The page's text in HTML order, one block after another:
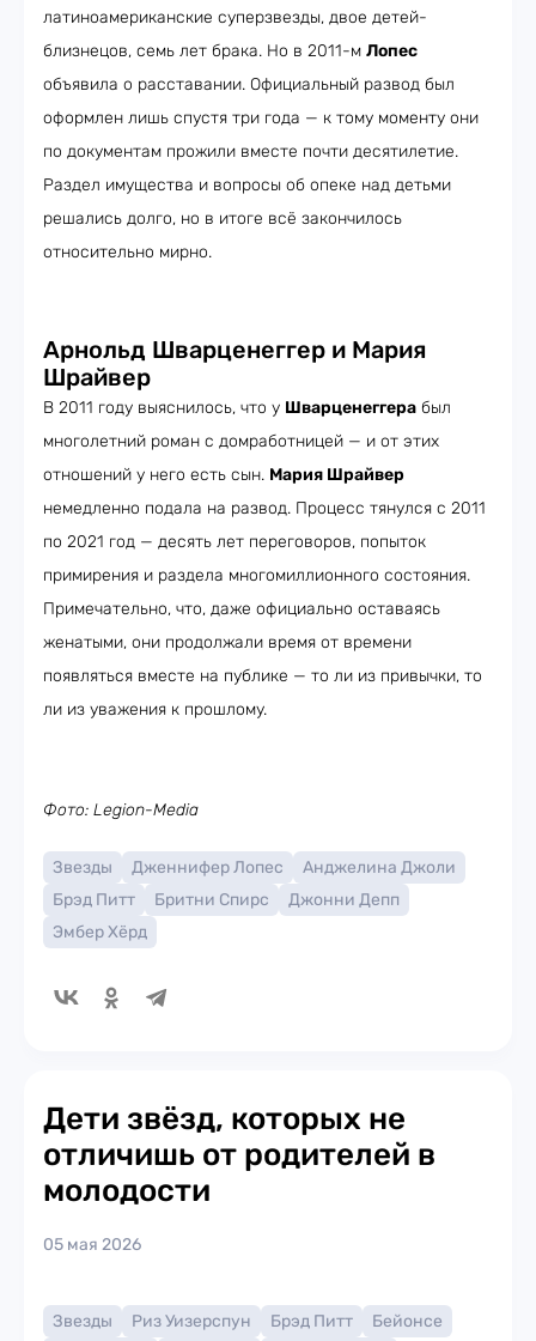
латиноамериканские суперзвезды, двое детей-
близнецов, семь лет брака. Но в 2011-м Лопес
объявила о расставании. Официальный развод был
оформлен лишь спустя три года — к тому моменту они
по документам прожили вместе почти десятилетие.
Раздел имущества и вопросы об опеке над детьми
решались долго, но в итоге всё закончилось
относительно мирно.
Арнольд Шварценеггер и Мария
Шрайвер
В 2011 году выяснилось, что у Шварценеггера был
многолетний роман с домработницей — и от этих
отношений у него есть сын. Мария Шрайвер
немедленно подала на развод. Процесс тянулся с 2011
по 2021 год — десять лет переговоров, попыток
примирения и раздела многомиллионного состояния.
Примечательно, что, даже официально оставаясь
женатыми, они продолжали время от времени
появляться вместе на публике — то ли из привычки, то
ли из уважения к прошлому.
Фото: Legion-Media
Звезды Дженнифер Лопес
Анджелина Джоли
Брэд Питт
Бритни Спирс
Джонни Депп
Эмбер Хёрд
Дети звёзд, которых не
отличишь от родителей в
молодости
05 мая 2026
Звезды Риз Уизерспун Брэд Питт Бейонсе